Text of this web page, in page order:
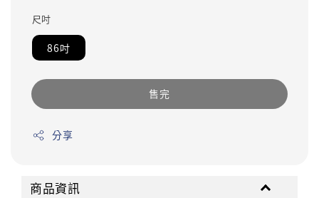
尺吋
86吋
售完
分享
商品資訊